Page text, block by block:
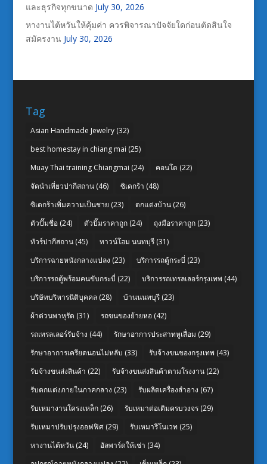
และธุรกิจทุกขนาด July 30, 2026
หางานไต้หวันให้คุ้มค่า ควรพิจารณาปัจจัยใดก่อนตัดสินใจ
สมัครงาน July 30, 2026
Tag
Asian Handmade Jewelry(32)
best homestay in chiang mai (25)
Muay Thai training Chiangmai (24) คอนโด (22)
จัดนำเที่ยวปากีสถาน(46) ซิเดกร้า (48)
ซิเดกร้าเพิ่มความเป็นชาย (23) ตกแต่งบ้าน(26)
ตัวปั๊มชื่อ(24) ตัวปั๊มราคาถูก(24) ถุงมือราคาถูก(23)
ทัวร์ปากีสถาน(45) ทาวน์โฮม นนทบุรี(31)
บริการฉายหนังกลางแปลง (23) บริการรถตู้กระบี่ (23)
บริการรถตู้พร้อมคนขับกระบี่ (22) บริการรถเทรลเลอร์กรุงเทพ (44)
บริษัทบริหารนิติบุคคล(28) บ้านนนทบุรี(23)
ผ้าต่วนพาหุรัด (31) รถขนของย้ายหอ(42)
รถเทรลเลอร์รับจ้าง (44) รักษาอาการประสาทหูเสื่อม (29)
รักษาอาการเครียดนอนไม่หลับ (33) รับจ้างขนของกรุงเทพ (43)
รับจ้างขนส่งสินค้า (22) รับจ้างขนส่งสินค้าตามโรงงาน(22)
รับตกแต่งภายในภาคกลาง (23) รับผลิตเครื่องสำอาง (67)
รับเหมางานโครงเหล็ก(26) รับเหมาต่อเติมครบวงจร(29)
รับเหมาปรับปรุงออฟฟิศ(29) รับเหมารีโนเวท (25)
หางานไต้หวัน(24) อัลพาร์ดให้เช่า (34)